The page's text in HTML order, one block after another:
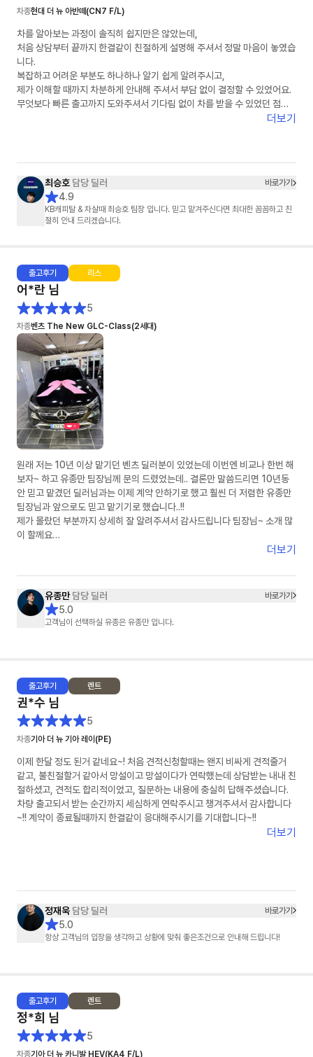
차종현대 더 뉴 아반떼(CN7 F/L)
차를 알아보는 과정이 솔직히 쉽지만은 않았는데,
처음 상담부터 끝까지 한결같이 친절하게 설명해 주셔서 정말 마음이 놓였습
니다.
복잡하고 어려운 부분도 하나하나 알기 쉽게 알려주시고,
제가 이해할 때까지 차분하게 안내해 주셔서 부담 없이 결정할 수 있었어요.
무엇보다 빠른 출고까지 도와주셔서 기다림 없이 차를 받을 수 있었던 점이
덕분에 기분 좋게 차를 인도받았습니다.
진심으로 감사드립니다. 😊
더보기
최승호 담당 딜러 바로가기
4.9
KB캐피탈 & 차살때 최승호 팀장 입니다. 믿고 맡겨주신다면 최대한 꼼꼼하고 친
절히 안내 드리겠습니다.
출고후기 리스
어*란 님
5
차종벤츠 The New GLC-Class(2세대)
원래 저는 10년 이상 맡기던 벤츠 딜러분이 있었는데 이번엔 비교나 한번 해
보자~ 하고 유종만 팀장님께 문의 드렸었는데.. 결론만 말씀드리면 10년동
안 믿고 맡겼던 딜러님과는 이제 계약 안하기로 했고 훨씬 더 저렴한 유종만
팀장님과 앞으로도 믿고 맡기기로 했습니다..!!
제가 몰랐던 부분까지 상세히 잘 알려주셔서 감사드립니다 팀장님~ 소개 많
이 할께요
더보기
유종만 담당 딜러 바로가기
5.0
고객님이 선택하실 유종은 유종만 입니다.
출고후기 렌트
권*수 님
5
차종기아 더 뉴 기아 레이(PE)
이제 한달 정도 된거 같네요~! 처음 견적신청할때는 왠지 비싸게 견적줄거
같고, 불친절할거 같아서 망설이고 망설이다가 연락했는데 상담받는 내내 친
절하셨고, 견적도 합리적이었고, 질문하는 내용에 충실히 답해주셨습니다.
차량 출고되서 받는 순간까지 세심하게 연락주시고 챙겨주셔서 감사합니다
~!! 계약이 종료될때까지 한결같이 응대해주시기를 기대합니다~!!
더보기
정재욱 담당 딜러 바로가기
5.0
항상 고객님의 입장을 생각하고 상황에 맞춰 좋은조건으로 안내해 드립니다!
출고후기 렌트
정*희 님
5
차종기아 더 뉴 카니발 HEV(KA4 F/L)